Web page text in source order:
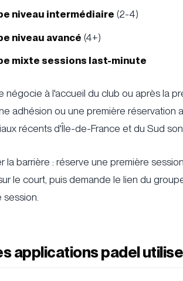
niveau intermédiaire (2-4)
niveau avancé (4+)
mixte sessions last-minute
négocie à l'accueil du club ou après la
adhésion ou une première réservation
récents d'Île-de-France et du Sud
la barrière : réserve une première
le court, puis demande le lien du
applications padel